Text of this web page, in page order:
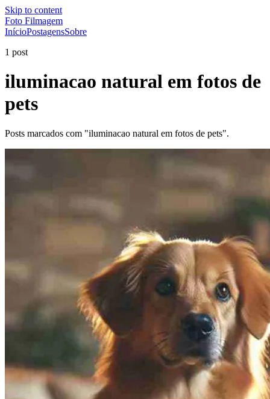
Skip to content
Foto Filmagem
InícioPostagensSobre
1 post
iluminacao natural em fotos de
pets
Posts marcados com "iluminacao natural em fotos de pets".